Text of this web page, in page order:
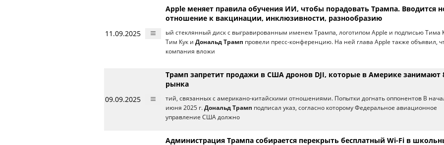
11.09.2025
Apple меняет правила обучения ИИ, чтобы порадовать Трампа. Вводится
отношение к вакцинации, инклюзивности, разнообразию
ый стеклянный диск с выгравированным именем Трампа, логотипом Apple и подписью Тима
Тим Кук и Дональд Трамп провели пресс-конференцию. На ней глава Apple также объявил,
компания вложи
09.09.2025
Трамп запретит продажи в США дронов DJI, которые в Америке занимают
рынка
тий, связанных с американо-китайскими отношениями. Попытки догнать оппонентов В
июня 2025 г. Дональд Трамп подписал указ, согласно которому Федеральное авиационное
управление США должно
Администрация Трампа собирается перекрыть бесплатный Wi-Fi в